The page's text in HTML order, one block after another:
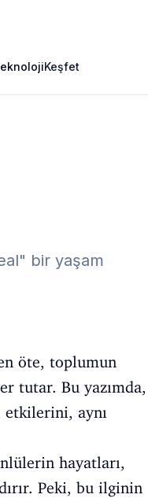
Keşfet
bir yaşam
öte, toplumun
tutar. Bu yazımda,
etkilerini, aynı
hayatları,
Peki, bu ilginin